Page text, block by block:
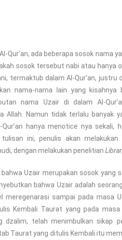
Qur’an, ada beberapa sosok nama
sosok tersebut nabi atau hanya
termaktub dalam Al-Qur’an, justru
nama-nama lain yang kisahnya
nama Uzair di dalam Al-
Allah. Namun tidak terlalu banyak
hanya menotice nya sekali,
ini, penulis akan
dengan melakukan penelitian
Uzair merupakan sosok yang
bahwa Uzair adalah
meregenarasi sampai pada masa
Kembali Taurat yang pada
dzalim, telah menimbulkan sikap
Taurat yang ditulis Kembali itu